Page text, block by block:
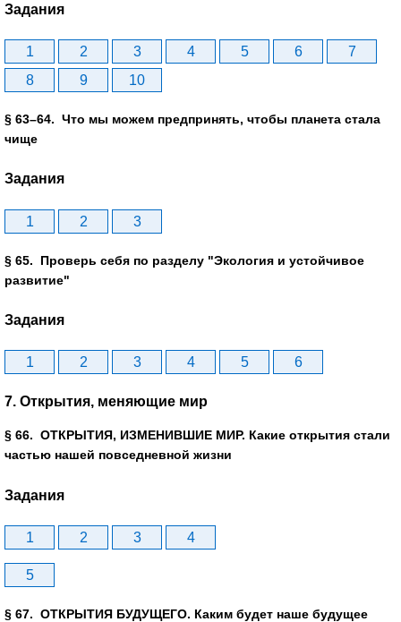
Задания
1 2 3 4 5 6
7
8
9 10
§ 63–64. Что мы можем предпринять, чтобы планета стала
чище
Задания
1 2 3
§ 65. Проверь себя по разделу "Экология и устойчивое
развитие"
Задания
1 2 3 4 5 6
7. Открытия, меняющие мир
§ 66. ОТКРЫТИЯ, ИЗМЕНИВШИЕ МИР. Какие открытия стали
частью нашей повседневной жизни
Задания
1 2 3 4
5
§ 67. ОТКРЫТИЯ БУДУЩЕГО. Каким будет наше будущее